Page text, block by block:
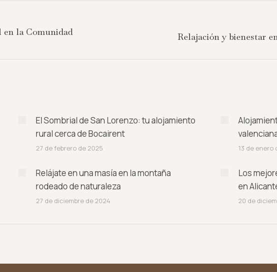
la Comunidad
Relajación y bienestar
El Sombrial de San Lorenzo: tu alojamiento
rural cerca de Bocairent
27 de febrero de 2025 13 de enero
Relájate en una masía en la montaña
rodeado de naturaleza
27 de diciembre de 2024
Los
en
20 de